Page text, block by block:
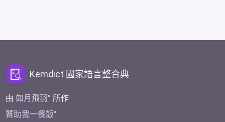
Kemdict 國家語言整合典
由如月飛羽 所作
贊助我一餐飯